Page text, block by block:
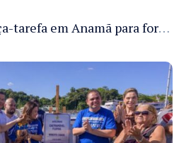
Cosama inicia força-tarefa em Anamã para fortalecer abastecimento de água e segurança hídrica da população